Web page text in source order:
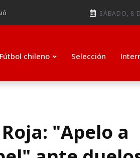
SÁBADO, 8
Fútbol chileno Selección
"Apelo a